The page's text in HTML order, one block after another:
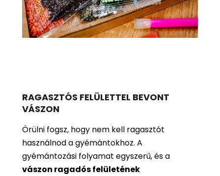
RAGASZTÓS FELÜLETTEL BEVONT
VÁSZON
Örülni fogsz, hogy nem kell ragasztót
használnod a gyémántokhoz. A
gyémántozási folyamat egyszerű, és a
vászon ragadós felületének